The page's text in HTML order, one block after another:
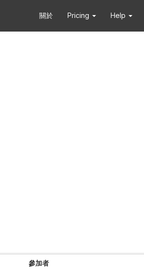
關於 Pricing Help
參加者